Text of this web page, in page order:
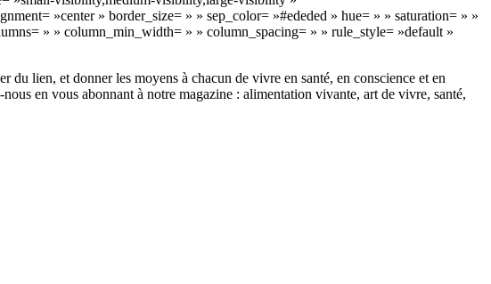
»center » border_size= » » sep_color= »#ededed » hue= » » saturation= » »
» » column_min_width= » » column_spacing= » » rule_style= »default »
du lien, et donner les moyens à chacun de vivre en santé, en conscience et en
en vous abonnant à notre magazine : alimentation vivante, art de vivre, santé,